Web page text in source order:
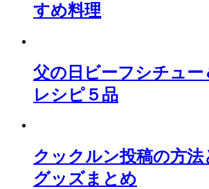
すめ料理
父の日ビーフシチュー
レシピ５品
クックルン投稿の方法
グッズまとめ